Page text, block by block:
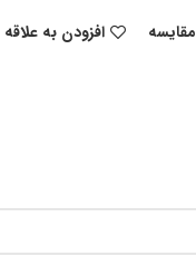
مقایسه
افزودن به